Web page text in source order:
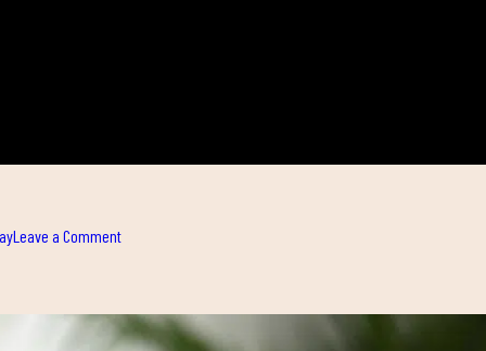
Leave a Commenton
NOVA
FORMA